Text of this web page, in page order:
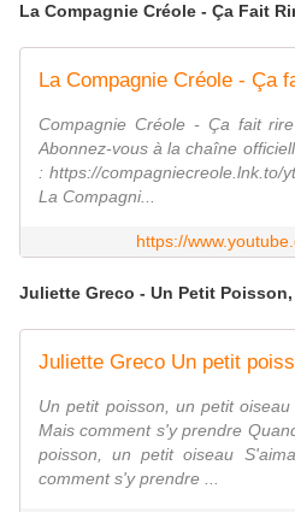
La Compagnie Créole - Ça Fait
Compagnie Créole - Ça fait
Abonnez-vous à la chaîne
: https://compagniecreole.lnk.to/
La Compagni...
https://
Juliette Greco - Un Petit
Un petit poisson, un petit
Mais comment s'y prendre
poisson, un petit oiseau
comment s'y prendre ...